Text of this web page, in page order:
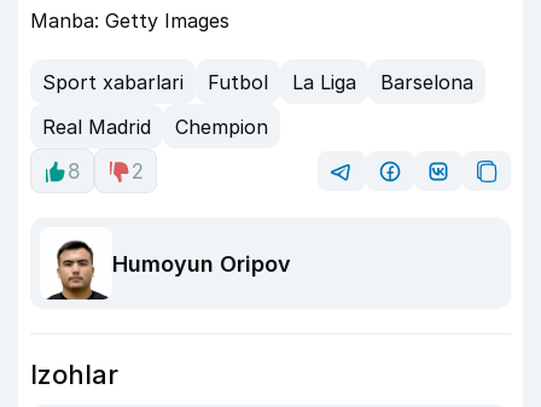
Manba: Getty Images
Sport xabarlari Futbol La Liga
Barselona
Real Madrid
Chempion
8
2
Humoyun Oripov
Izohlar